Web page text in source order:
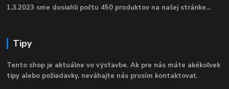
1.3.2023 sme dosiahli počtu 450 produktov na našej stránke...
Tipy
Tento shop je aktuálne vo výstavbe. Ak pre nás máte akékoľvek
tipy alebo požiadavky, neváhajte nás prosím kontaktovať.